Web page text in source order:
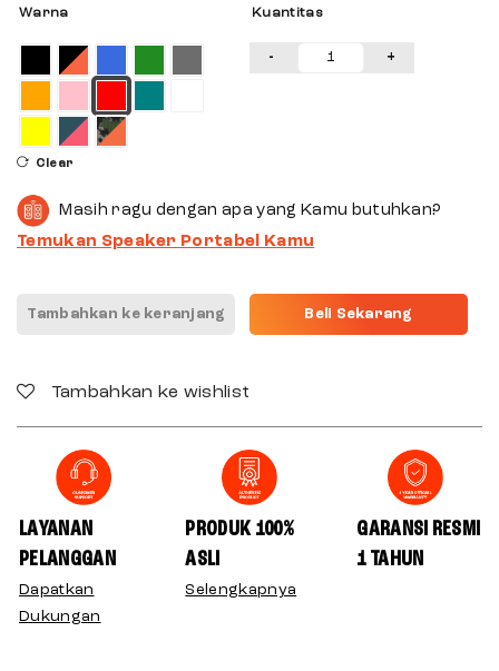
Warna Kuantitas
Clear
- +
Masih ragu dengan apa yang Kamu butuhkan?
Temukan Speaker Portabel Kamu
Tambahkan ke keranjang Beli Sekarang
Tambahkan ke wishlist
LAYANAN
PELANGGAN
Dapatkan
Dukungan
PRODUK 100%
ASLI
Selengkapnya
GARANSI RESMI
1 TAHUN